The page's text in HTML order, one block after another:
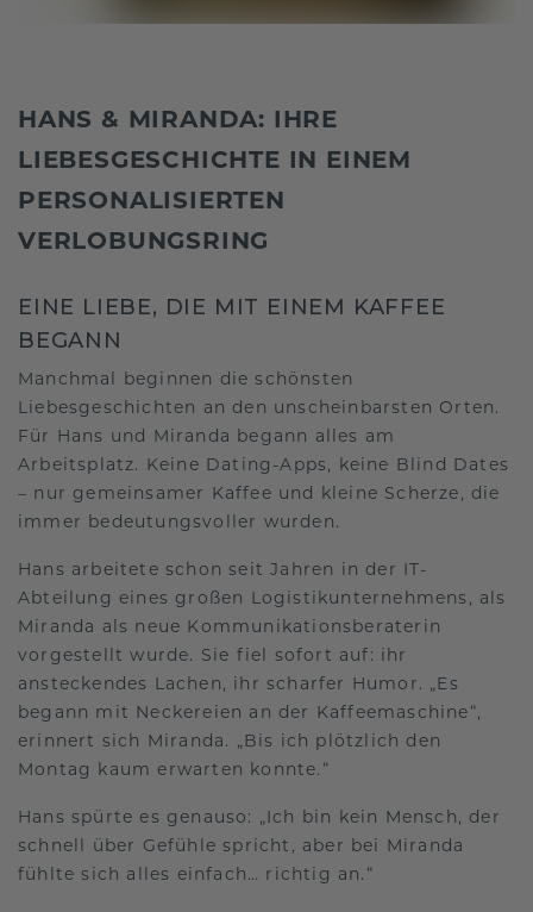
HANS & MIRANDA: IHRE
LIEBESGESCHICHTE IN EINEM
PERSONALISIERTEN
VERLOBUNGSRING
EINE LIEBE, DIE MIT EINEM KAFFEE
BEGANN
Manchmal beginnen die schönsten
Liebesgeschichten an den unscheinbarsten Orten.
Für Hans und Miranda begann alles am
Arbeitsplatz. Keine Dating-Apps, keine Blind Dates
– nur gemeinsamer Kaffee und kleine Scherze, die
immer bedeutungsvoller wurden.
Hans arbeitete schon seit Jahren in der IT-
Abteilung eines großen Logistikunternehmens, als
Miranda als neue Kommunikationsberaterin
vorgestellt wurde. Sie fiel sofort auf: ihr
ansteckendes Lachen, ihr scharfer Humor. „Es
begann mit Neckereien an der Kaffeemaschine“,
erinnert sich Miranda. „Bis ich plötzlich den
Montag kaum erwarten konnte.“
Hans spürte es genauso: „Ich bin kein Mensch, der
schnell über Gefühle spricht, aber bei Miranda
fühlte sich alles einfach… richtig an.“